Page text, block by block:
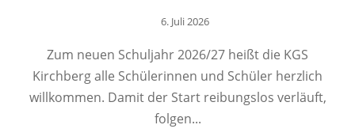
6. Juli 2026
Zum neuen Schuljahr 2026/27 heißt die KGS
Kirchberg alle Schülerinnen und Schüler herzlich
willkommen. Damit der Start reibungslos verläuft,
folgen...